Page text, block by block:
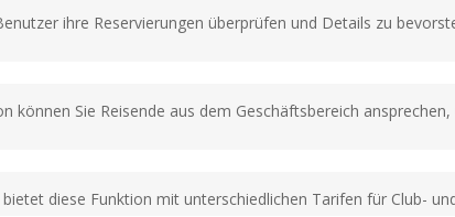
ihre Reservierungen überprüfen und Details zu
können Sie Reisende aus dem Geschäftsbereich
diese Funktion mit unterschiedlichen Tarifen für Club-